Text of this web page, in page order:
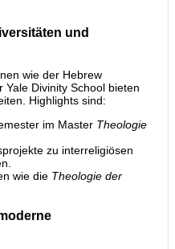
und
wie der Hebrew
Divinity School bieten
Highlights sind:
im Master Theologie
zu interreligiösen
wie die Theologie der